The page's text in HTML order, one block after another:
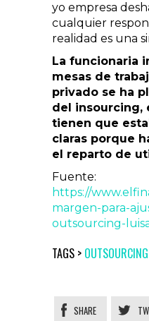
yo empresa
cualquier
realidad es una
La funcionaria
mesas de
privado se ha
del insourcing,
tienen que
claras porque
el reparto de
Fuente:
https://
margen-para-
outsourcing-
TAGS > OUTSOURCING
SHARE